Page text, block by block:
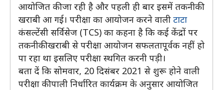
आयोजित की जा रही है और पहली ही बार इसमें तकनीकी
खराबी आ गई। परीक्षा का आयोजन करने वाली टाटा
कंसल्टेंसी सर्विसेज (TCS) का कहना है कि कई केंद्रों पर
तकनीकी खराबी से परीक्षा आयोजन सफलतापूर्वक नहीं हो
पा रहा था इसलिए परीक्षा स्थगित करनी पड़ी।
बता दें कि सोमवार, 20 दिसंबर 2021 से शुरू होने वाली
परीक्षा की पाली निर्धारित कार्यक्रम के अनुसार आयोजित